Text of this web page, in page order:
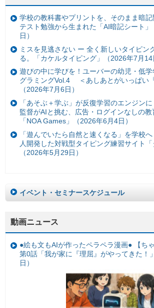
学校の教科書やプリントを、そのまま暗
テスト勉強から生まれた「AI暗記シート
日）
ミスを見逃さない ー 全く新しいタイピン
る。「カケルタイピング」（2026年7月14
遊びの中に学びを！ユーバーの幼児・低
グラミングVol.4 ＜あしあとがいっぱい
（2026年7月6日）
「あそぶ＋学ぶ」が反復学習のエンジン
監督がAIと挑む、広告・ログインなしの
「NOA Games」（2026年6月4日）
「遊んでいたら自然と速くなる」を学校
人開発した対戦型タイピング練習サイト「
（2026年5月29日）
イベント・セミナースケジュール
動画ニュース
●絵も文もAIが作ったペラペラ漫画● 【ち
第0話「我が家に『理屈』がやってきた！
日）